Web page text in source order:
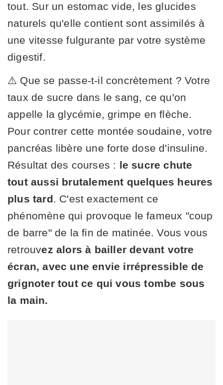
tout. Sur un estomac vide, les glucides
naturels qu'elle contient sont assimilés à
une vitesse fulgurante par votre système
digestif.
⚠️ Que se passe-t-il concrètement ? Votre
taux de sucre dans le sang, ce qu'on
appelle la glycémie, grimpe en flèche.
Pour contrer cette montée soudaine, votre
pancréas libère une forte dose d'insuline.
Résultat des courses : le sucre chute
tout aussi brutalement quelques heures
plus tard. C'est exactement ce
phénomène qui provoque le fameux "coup
de barre" de la fin de matinée. Vous vous
retrouvez alors à bailler devant votre
écran, avec une envie irrépressible de
grignoter tout ce qui vous tombe sous
la main.